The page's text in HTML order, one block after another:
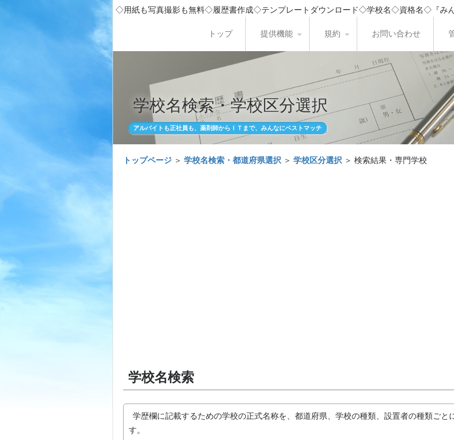
◇用紙も写真撮影も無料◇履歴書作成◇テンプレートダウンロード◇学校名◇資格名◇『み
トップ 提供機能 規約 お問い合わせ
学校名検索・学校区分選択
アルバイトも正社員も、薬剤師からＩＴまで、みんなにベストマッチ
トップページ ＞ 学校名検索・都道府県選択 ＞ 学校区分選択 ＞ 検索結果・専門学校
学校名検索
学歴欄に記載するための学校の正式名称を、都道府県、学校の種類、設置者の種類ごと
す。